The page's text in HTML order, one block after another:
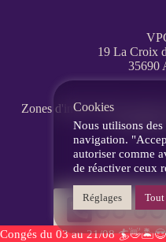
Congés du 03 au 21/08 🏄👋🏝️😎
19 La Croix
35690
Zones d'interventions partout
06
Cookies
Nous utilisons
navigation.
autoriser comme
de réactiver ceux
Réglages Tout